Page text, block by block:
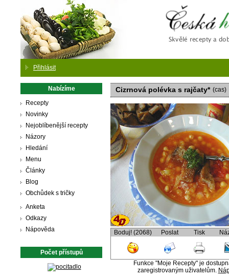
Přihlásit
Nabízíme
Recepty
Novinky
Nejoblíbenější recepty
Názory
Hledání
Menu
Články
Blog
Obchůdek s tričky
Anketa
Odkazy
Nápověda
Počet přístupů
Cizrnová polévka s rajčaty* (cas)
Boduj! (2068) Poslat Tisk
Funkce "Moje Recepty" je
zaregistrovaným uživatelům.